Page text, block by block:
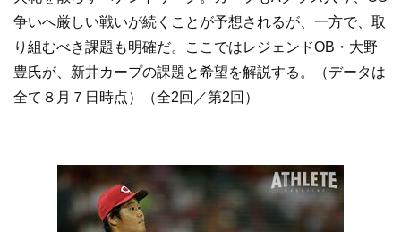
争いへ厳しい戦いが続くことが予想されるが、一方で、取
り組むべき課題も明確だ。ここではレジェンドOB・大野
豊氏が、新井カープの課題と希望を解説する。（データは
全て８月７日時点）（全2回／第2回）